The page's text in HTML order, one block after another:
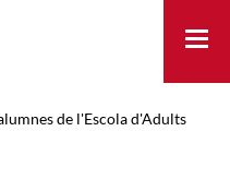
de l'Escola d'Adults